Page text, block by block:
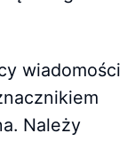
wiadomości
Należy